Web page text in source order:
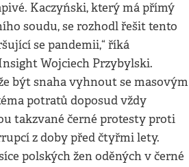
Kaczyński, který má přímý
soudu, se rozhodl řešit tento
se pandemii,“ říká
Wojciech Przybylski.
být snaha vyhnout se masovým
potratů doposud vždy
takzvané černé protesty proti
z doby před čtyřmi lety.
polských žen oděných v černé